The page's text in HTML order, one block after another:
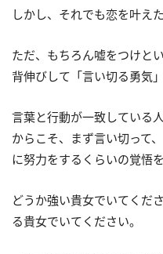
しかし、それでも恋を叶え
ただ、もちろん嘘をつけと
背伸びして「言い切る勇気
言葉と行動が一致している
からこそ、まず言い切って
に努力をするくらいの覚悟
どうか強い貴女でいてくだ
る貴女でいてください。